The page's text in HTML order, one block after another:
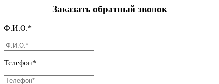
Заказать обратный звонок
Ф.И.О.*
Телефон*